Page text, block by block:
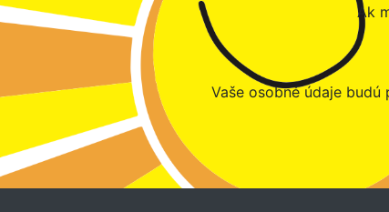
Ak
Vaše osobné údaje